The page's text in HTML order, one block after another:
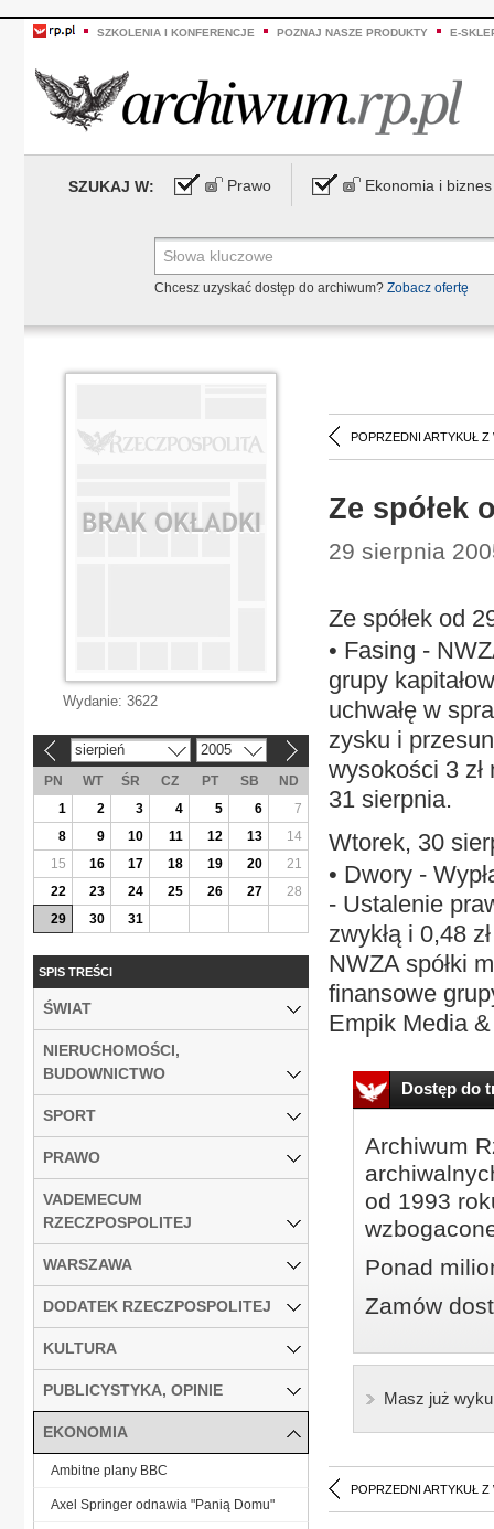
SZKOLENIA I KONFERENCJE POZNAJ NASZE PRODUKTY E-
SZUKAJ W: Prawo Ekonomia i biznes
Chcesz uzyskać dostęp do archiwum? Zobacz ofertę
POPRZEDNI ARTYKUŁ Z
Ze spółek
29 sierpnia
Ze spółek od
• Fasing -
grupy
uchwałę w
zysku i
wysokości 3
31 sierpnia.
Wtorek, 30
• Dwory -
- Ustalenie
zwykłą i 0,48
NWZA spółki
finansowe
Empik Media
Dostęp do
Archiwum
od 1993
Ponad
Zamów
Masz już
POPRZEDNI ARTYKUŁ Z
Wydanie: 3622
sierpień 2005
PN WT ŚR CZ PT SB
ND
1
2 3 4 5 6
7
8
9 10 11 12 13
14
15
16 17 18 19 20
21
22
23 24 25 26 27
28
29
30 31
SPIS TREŚCI
ŚWIAT
NIERUCHOMOŚCI,
BUDOWNICTWO
SPORT
PRAWO
VADEMECUM
RZECZPOSPOLITEJ
WARSZAWA
DODATEK RZECZPOSPOLITEJ
KULTURA
PUBLICYSTYKA, OPINIE
EKONOMIA
Ambitne plany BBC
Axel Springer odnawia "Panią Domu"